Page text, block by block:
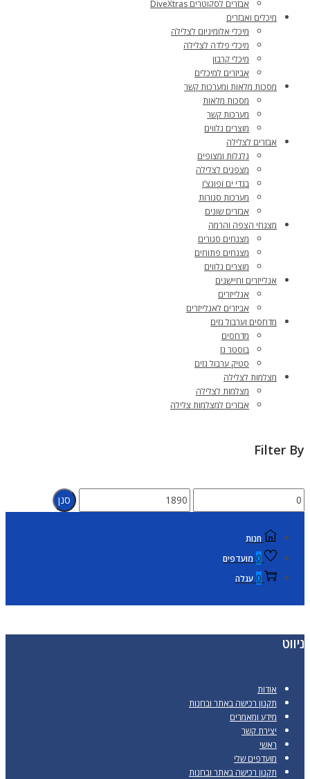
אבזרים לסקוטרים DiveXtras
מיכלים ואבזרים
מיכלי אלומיניום לצלילה
מיכלי פלדה לצלילה
מיכלי קרבון
אביזרים למיכלים
מסכות מלאות ומערכות קשר
מסכות מלאות
מערכות קשר
מוצרים נלווים
אבזרים לצלילה
גלגלות ומצופים
מצפנים לצלילה
בגדי ים ופונצ’ו
מערכות סגורות
אבזרים שונים
מצנחי הצפה והרמה
מצנחים סגורים
מצנחים פתוחים
מוצרים נלווים
אנלייזרים וחיישנים
אנלייזרים
אביזרים לאנלייזרים
מדחסים וערבול גזים
מדחסים
בוסטר גז
סטיק ערבול גזים
מצלמות לצלילה
מצלמות לצלילה
אבזרים למצלמות צלילה
Filter By
מחיר
מינימלי
מחיר
מקסימלי
סנן
חנות
0 מועדפים
0 עגלה
ניווט
אודות
תקנון רכישה באתר ובחנות
מידע ומאמרים
יצירת קשר
ראשי
מועדפים שלי
תקנון רכישה באתר ובחנות